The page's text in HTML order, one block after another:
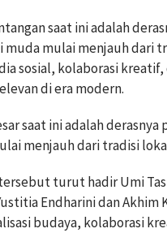
saat ini adalah
muda mulai menjauh dari
sosial, kolaborasi
di era modern.
saat ini adalah
menjauh dari tradisi
turut hadir Umi
Endharini dan
budaya, kolaborasi